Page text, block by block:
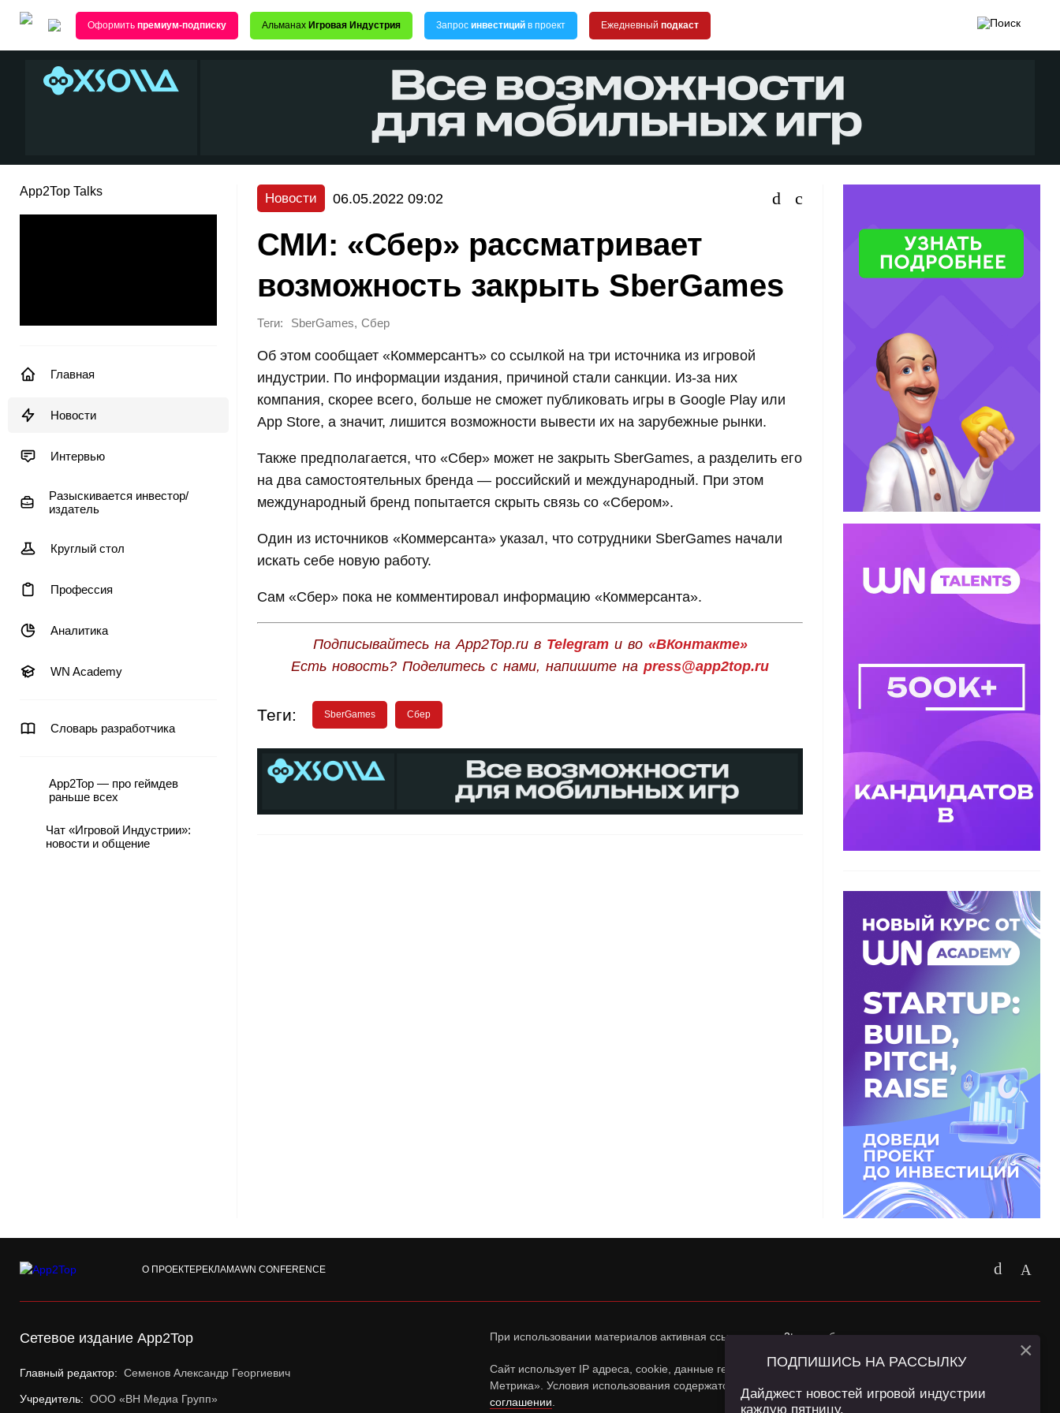
Оформить премиум-подписку Альманах Игровая Индустрия Запрос инвестиций в проект Ежедневный подкаст
App2Top Talks
Главная
Новости
Интервью
Разыскивается инвестор/
издатель
Круглый стол
Профессия
Аналитика
WN Academy
Словарь разработчика
App2Top — про геймдев
раньше всех
Чат «Игровой Индустрии»:
новости и общение
Новости 06.05.2022 09:02
️СМИ: «Сбер» рассматривает
возможность закрыть SberGames
Теги: SberGames, Сбер
Об этом сообщает «Коммерсантъ» со ссылкой на три источника из игровой
индустрии. По информации издания, причиной стали санкции. Из-за них
компания, скорее всего, больше не сможет публиковать игры в Google Play или
App Store, а значит, лишится возможности вывести их на зарубежные рынки.
Также предполагается, что «Сбер» может не закрыть SberGames, а разделить его
на два самостоятельных бренда — российский и международный. При этом
международный бренд попытается скрыть связь со «Сбером».
Один из источников «Коммерсанта» указал, что сотрудники SberGames начали
искать себе новую работу.
Сам «Сбер» пока не комментировал информацию «Коммерсанта».
Подписывайтесь на App2Top.ru в Telegramи во «ВКонтакте»
Есть новость? Поделитесь с нами, напишите на press@app2top.ru
Теги: SberGames Сбер
О ПРОЕКТЕРЕКЛАМАWN CONFERENCE
Сетевое издание App2Top
Главный редактор: Семенов Александр Георгиевич
Учредитель: ООО «ВН Медиа Групп»
При использовании материалов активная ссылка наapp2top.ruобязательна.
Сайт использует IP адреса, cookie, данные геолокации Пользователей сайта и сервис «Яндекс
Метрика». Условия использования содержатся в
Политике конфиденциальностии
соглашении
ПОДПИШИСЬ НА РАССЫЛКУ
Дайджест новостей игровой индустрии
каждую пятницу.
×